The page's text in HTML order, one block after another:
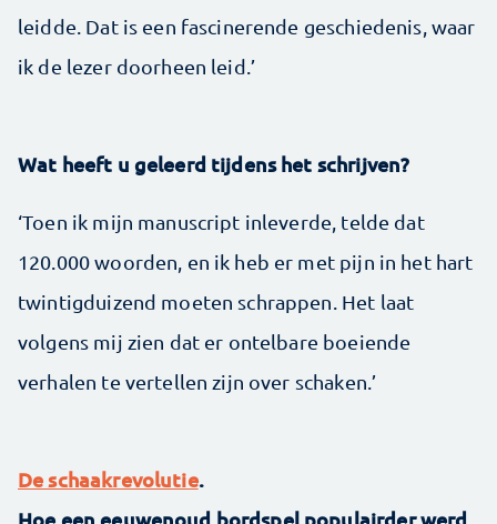
leidde. Dat is een fascinerende geschiedenis, waar
ik de lezer doorheen leid.’
Wat heeft u geleerd tijdens het schrijven?
‘Toen ik mijn manuscript inleverde, telde dat
120.000 woorden, en ik heb er met pijn in het hart
twintigduizend moeten schrappen. Het laat
volgens mij zien dat er ontelbare boeiende
verhalen te vertellen zijn over schaken.’
De schaakrevolutie.